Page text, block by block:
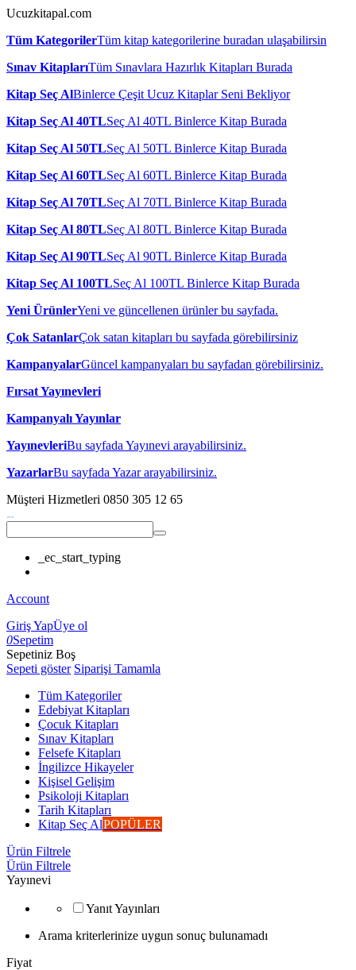
Ucuzkitapal.com
Tüm KategorilerTüm kitap kategorilerine buradan ulaşabilirsin
Sınav KitaplarıTüm Sınavlara Hazırlık Kitapları Burada
Kitap Seç AlBinlerce Çeşit Ucuz Kitaplar Seni Bekliyor
Kitap Seç Al 40TLSeç Al 40TL Binlerce Kitap Burada
Kitap Seç Al 50TLSeç Al 50TL Binlerce Kitap Burada
Kitap Seç Al 60TLSeç Al 60TL Binlerce Kitap Burada
Kitap Seç Al 70TLSeç Al 70TL Binlerce Kitap Burada
Kitap Seç Al 80TLSeç Al 80TL Binlerce Kitap Burada
Kitap Seç Al 90TLSeç Al 90TL Binlerce Kitap Burada
Kitap Seç Al 100TLSeç Al 100TL Binlerce Kitap Burada
Yeni ÜrünlerYeni ve güncellenen ürünler bu sayfada.
Çok SatanlarÇok satan kitapları bu sayfada görebilirsiniz
KampanyalarGüncel kampanyaları bu sayfadan görebilirsiniz.
Fırsat Yayınevleri
Kampanyalı Yayınlar
YayınevleriBu sayfada Yayınevi arayabilirsiniz.
YazarlarBu sayfada Yazar arayabilirsiniz.
Müşteri Hizmetleri 0850 305 12 65
_ec_start_typing
Account
Giriş YapÜye ol
0Sepetim
Sepetiniz Boş
Sepeti göster Siparişi Tamamla
Tüm Kategoriler
Edebiyat Kitapları
Çocuk Kitapları
Sınav Kitapları
Felsefe Kitapları
İngilizce Hikayeler
Kişisel Gelişim
Psikoloji Kitapları
Tarih Kitapları
Kitap Seç AlPOPÜLER
Ürün Filtrele
Ürün Filtrele
Yayınevi
Yanıt Yayınları
Arama kriterlerinize uygun sonuç bulunamadı
Fiyat